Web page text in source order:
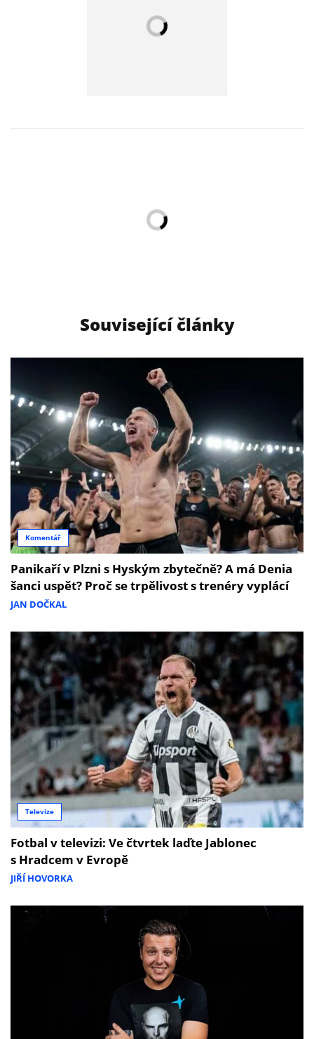
Související články
Komentář
Panikaří v Plzni s Hyským zbytečně? A má Denia
šanci uspět? Proč se trpělivost s trenéry vyplácí
JAN DOČKAL
Televize
Fotbal v televizi: Ve čtvrtek laďte Jablonec
s Hradcem v Evropě
JIŘÍ HOVORKA